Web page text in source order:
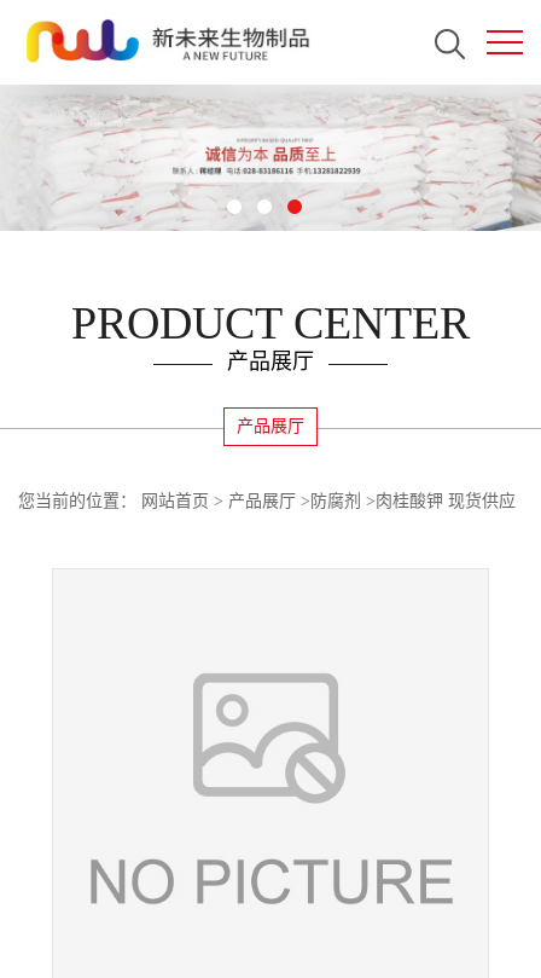
PRODUCT CENTER
产品展厅
产品展厅
您当前的位置： 网站首页 > 产品展厅 > 防腐剂 > 肉桂酸钾 现货供应